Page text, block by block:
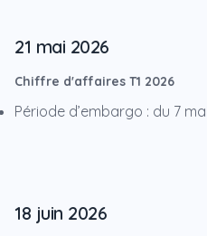
21 mai 2026
Chiffre d'affaires T1 2026
Période d’embargo : du 7
18 juin 2026